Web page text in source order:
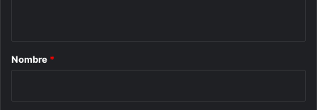
rNombre *